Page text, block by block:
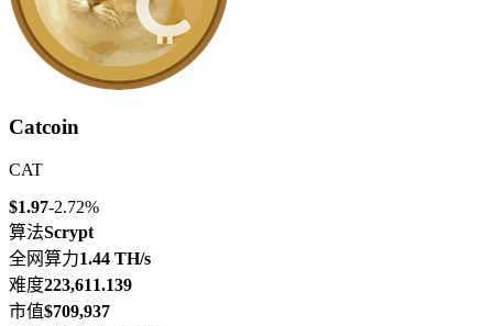
Catcoin
CAT
$1.97-2.72%
算法Scrypt
全网算力1.44 TH/s
难度223,611.139
市值$709,937